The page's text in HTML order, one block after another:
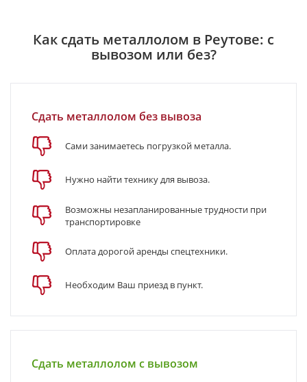
Как сдать металлолом в Реутове: с
вывозом или без?
Сдать металлолом без вывоза
Сами занимаетесь погрузкой металла.
Нужно найти технику для вывоза.
Возможны незапланированные трудности при
транспортировке
Оплата дорогой аренды спецтехники.
Необходим Ваш приезд в пункт.
Сдать металлолом с вывозом